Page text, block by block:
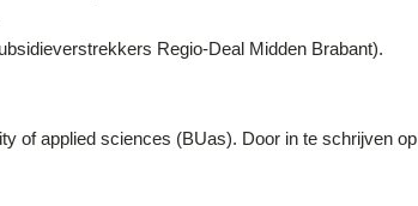
Regio-Deal Midden Brabant).
of applied sciences (BUas). Door in te schrijven op